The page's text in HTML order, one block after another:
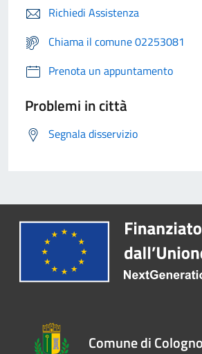
Richiedi Assistenza
Chiama il comune 02253081
Prenota un appuntamento
Problemi in città
Segnala disservizio
Comune di